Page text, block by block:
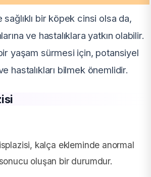
bir köpek cinsi olsa da,
ve hastalıklara yatkın olabilir.
yaşam sürmesi için, potansiyel
hastalıkları bilmek önemlidir.
kalça ekleminde anormal
oluşan bir durumdur.